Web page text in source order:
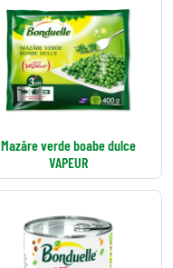
Mazăre verde boabe dulce
VAPEUR